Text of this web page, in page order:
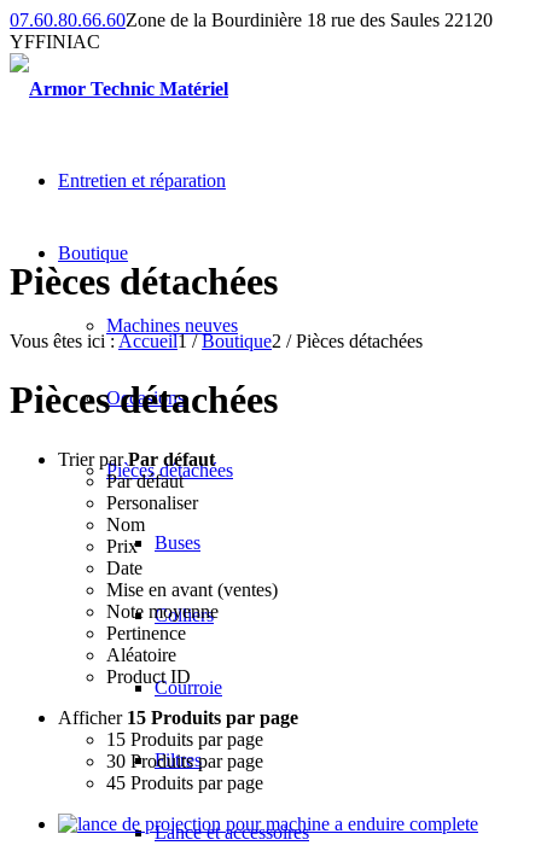
07.60.80.66.60Zone de la Bourdinière 18 rue des Saules 22120
YFFINIAC
Entretien et réparation
Boutique
Machines neuves
Occasions
Pièces détachées
Buses
Colliers
Courroie
Filtres
Lance et accessoires
Pièces détachées
Vous êtes ici :Accueil1 / Boutique2 / Pièces détachées
Pièces détachées
Trier parPar défaut
Par défaut
Personaliser
Nom
Prix
Date
Mise en avant (ventes)
Note moyenne
Pertinence
Aléatoire
Product ID
Afficher 15 Produits par page
15 Produits par page
30 Produits par page
45 Produits par page